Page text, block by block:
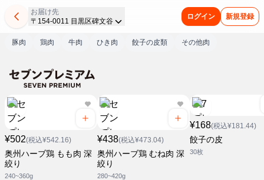
お届け先
〒154-0011 目黒区碑文谷
ログイン 新規登録
豚肉 鶏肉 牛肉 ひき肉 餃子の皮類 その他肉
¥502(税込¥542.16)
奥州ハーブ鶏 もも肉 深
絞り
240~360g
¥438(税込¥473.04)
奥州ハーブ鶏 むね肉 深
絞り
280~420g
¥168(税込¥181.44)
餃子の皮
30枚